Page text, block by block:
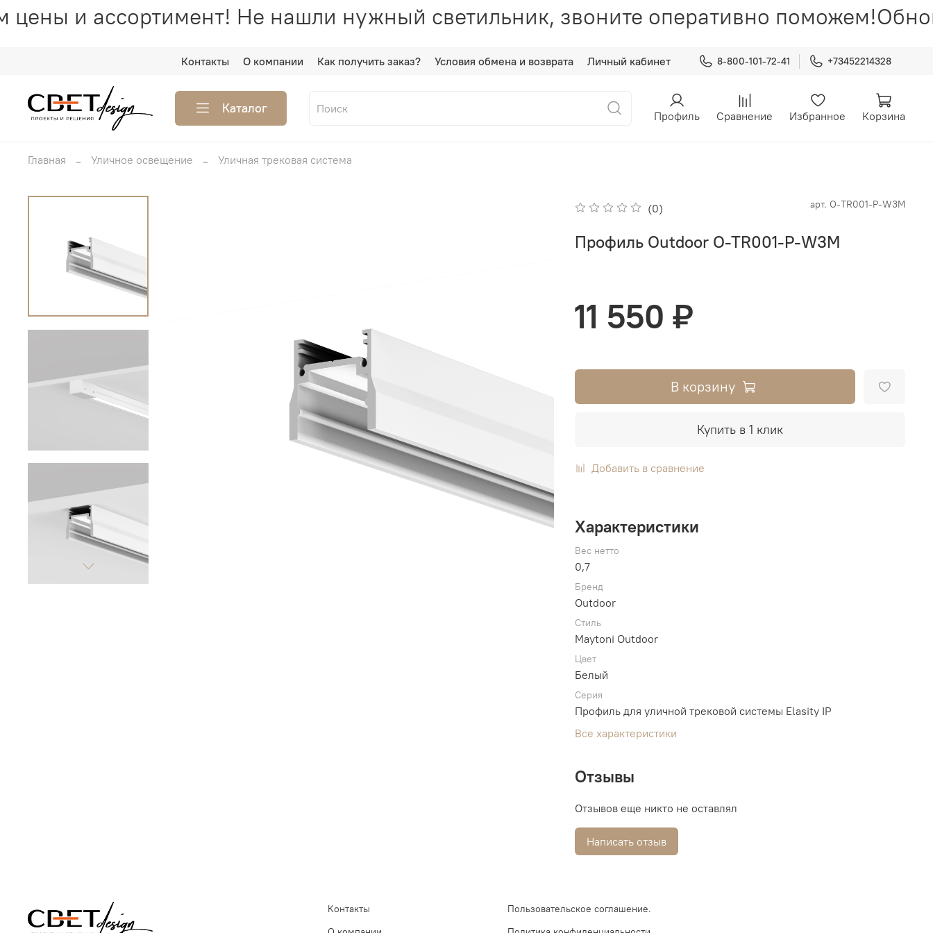
и ассортимент! Не нашли нужный светильник, звоните оперативно поможем!
Контакты О компании Как получить заказ? Условия обмена и возврата Личный кабинет 8-800-101-72-41 +73452214328
Каталог Профиль Сравнение Избранное Корзина
Главная Уличное освещение Уличная трековая система
(0) арт. O-TR001-P-W3M
Профиль Outdoor O-TR001-P-W3M
11 550 ₽
В корзину
Купить в 1 клик
Добавить в сравнение
Характеристики
Вес нетто
0,7
Бренд
Outdoor
Стиль
Maytoni Outdoor
Цвет
Белый
Серия
Профиль для уличной трековой системы Elasity IP
Все характеристики
Отзывы
Отзывов еще никто не оставлял
Написать отзыв
Контакты
Пользовательское соглашение.